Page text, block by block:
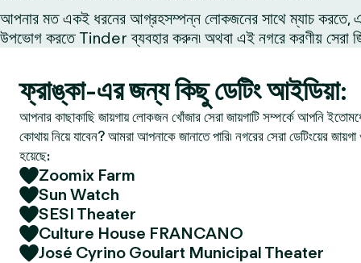
আপনার মত একই ধরনের আগ্রহসম্পন্ন লোকজনের সাথে ম্যাচ করতে,
উপভোগ করতে Tinder ব্যবহার করুন৷ অথবা এই নগরে করণীয় সেরা
ফ্রাঙ্কা-এর জন্য কিছু ডেটিং আইডিয়া:
আপনার কাছাকাছি জায়গায় লোকজন খোঁজার সেরা জায়গাটি সম্পর্কে আপনি
কোথায় নিয়ে যাবেন? আমরা আপনাকে জানাতে পারি৷ নগরের সেরা ডেটিংয়ের
হয়েছে:
Zoomix Farm
Sun Watch
SESI Theater
Culture House FRANCANO
José Cyrino Goulart Municipal Theater